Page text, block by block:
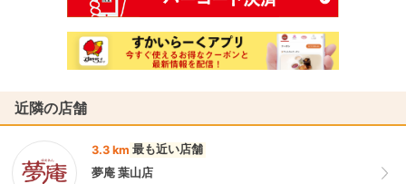
近隣の店舗
3.3 km 最も近い店舗
夢庵 葉山店